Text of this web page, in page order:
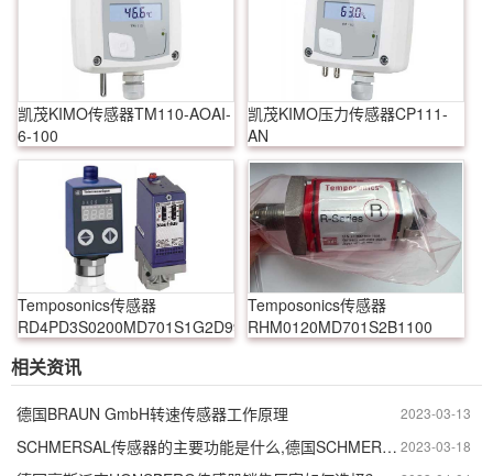
凯茂KIMO传感器TM110-AOAI-
6-100
凯茂KIMO压力传感器CP111-
AN
Temposonics传感器
RD4PD3S0200MD701S1G2D99150
Temposonics传感器
RHM0120MD701S2B1100
相关资讯
2023-03-13
德国BRAUN GmbH转速传感器工作原理
2023-03-18
SCHMERSAL传感器的主要功能是什么,德国SCHMERSAL传感器的作用